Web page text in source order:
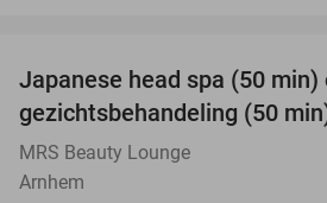
Japanese head spa (50 min)
gezichtsbehandeling (50
MRS Beauty Lounge
Arnhem